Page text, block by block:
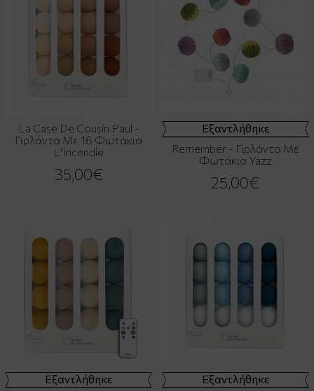
La Case De Cousin Paul -
Γιρλάντα Με 16 Φωτάκια
L'Incendie
35,00€
Εξαντλήθηκε
Remember - Γιρλάντα Με
Φωτάκια Yazz
25,00€
Εξαντλήθηκε
Εξαντλήθηκε